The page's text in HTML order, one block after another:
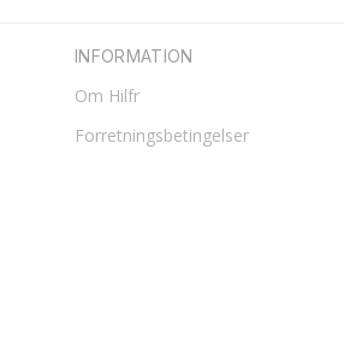
INFORMATION
Om Hilfr
Forretningsbetingelser